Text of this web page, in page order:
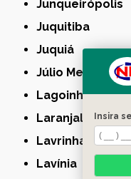
Junqueirópolis
Juquitiba
Juquiá
Júlio Mesquita
Lagoinha
Laranjal Paulista
Lavrinhas
Lavínia
Insira